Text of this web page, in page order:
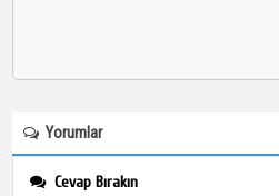
Yorumlar
Cevap Bırakın